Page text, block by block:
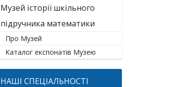
Музей історії шкільного
підручника математики
Про Музей
Каталог експонатів Музею
НАШІ СПЕЦІАЛЬНОСТІ